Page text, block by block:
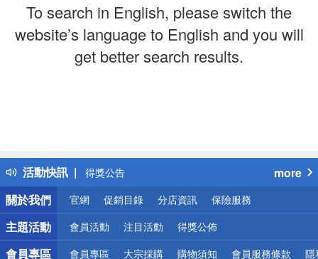
To search in English, please switch the
website’s language to English and you will
get better search results.
活動快訊
詐騙網頁！請小心！
得獎公告
熱門話題
銀行優惠
偏遠地區配送
詐騙網頁！請小心！
more
關於我們
官網 促銷目錄 分店資訊 保險服務
主題活動 會員活動 注目活動 得獎公佈
會員專區 會員專區 大宗採購 購物須知 會員服務條款 隱